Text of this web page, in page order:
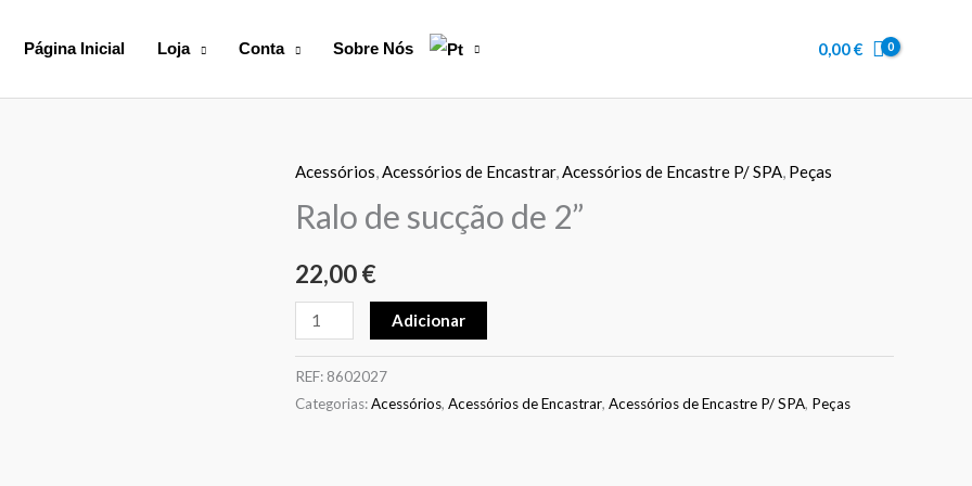
Página Inicial Loja Conta Sobre Nós 0,00€
Acessórios,Acessórios de Encastrar,Acessórios de Encastre P/ SPA, Peças
Ralo de sucção de 2”
22,00€
Quantidade
de
Ralo
de
2”
Adicionar
REF: 8602027
Categorias:Acessórios, Acessórios de Encastrar, Acessórios de Encastre P/ SPA, Peças
de